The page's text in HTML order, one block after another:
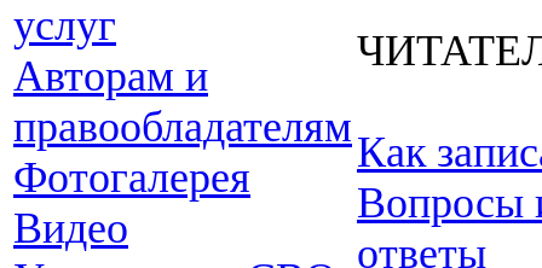
услуг
Авторам и
правообладателям
Фотогалерея
Видео
Как
Вопросы
ответы